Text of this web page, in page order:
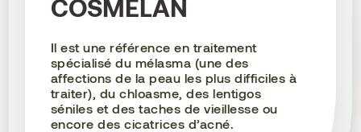
COSMELAN
Il est une référence en traitement
spécialisé du mélasma (une des
affections de la peau les plus difficiles à
traiter), du chloasme, des lentigos
séniles et des taches de vieillesse ou
encore des cicatrices d’acné.